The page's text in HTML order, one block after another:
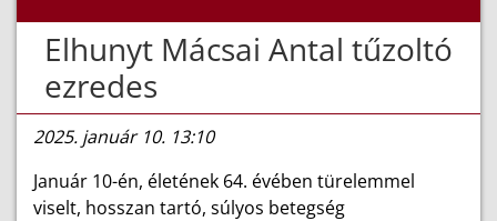
Elhunyt Mácsai Antal tűzoltó
ezredes
2025. január 10. 13:10
Január 10-én, életének 64. évében türelemmel
viselt, hosszan tartó, súlyos betegség